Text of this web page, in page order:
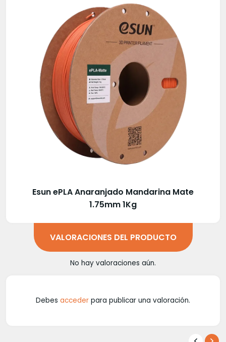
Esun ePLA Anaranjado Mandarina Mate
1.75mm 1Kg
VALORACIONES DEL PRODUCTO
No hay valoraciones aún.
Debes acceder para publicar una valoración.